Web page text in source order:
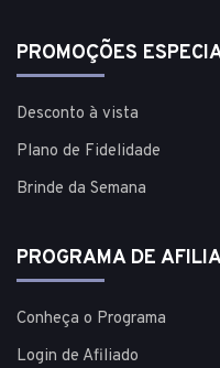
PROMOÇÕES
Desconto à vista
Plano de Fidelidade
Brinde da Semana
PROGRAMA DE
Conheça o Programa
Login de Afiliado